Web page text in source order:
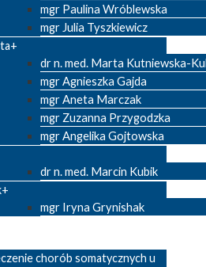
mgr Paulina Wróblewska
mgr Julia Tyszkiewicz
dr n. med. Marta Kutniewska-
mgr Agnieszka Gajda
mgr Aneta Marczak
mgr Zuzanna Przygodzka
mgr Angelika Gojtowska
dr n. med. Marcin Kubik
mgr Iryna Grynishak
chorób somatycznych u